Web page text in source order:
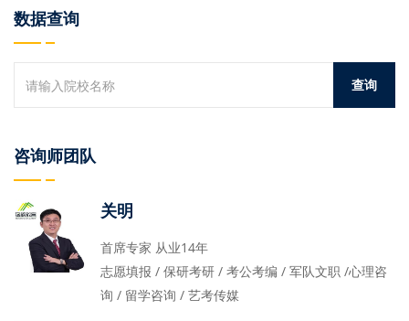
数据查询
咨询师团队
关明
首席专家 从业14年
志愿填报 / 保研考研 / 考公考编 / 军队文职 /心理咨
询 / 留学咨询 / 艺考传媒